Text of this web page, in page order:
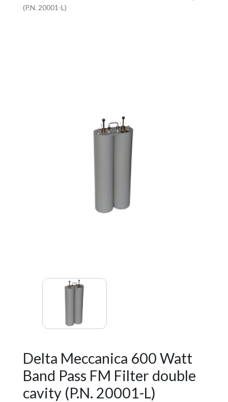
(P.N. 20001-L)
Delta Meccanica 600 Watt
Band Pass FM Filter double
cavity (P.N. 20001-L)